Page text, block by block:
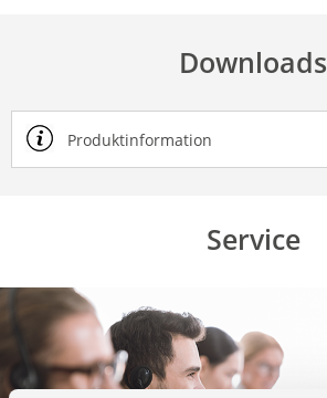
Downloads
Produktinformation
Service